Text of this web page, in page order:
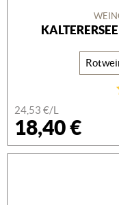
24,53 €/L
18,40 €